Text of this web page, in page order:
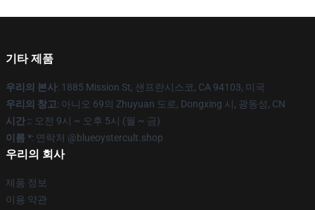
기타 제품
우리의 본사: 1885 Mission St, 샌프란시스코, CA 94103, 미국
우리의 창고: 아니오 69의 Zhuyuan 도로, Dongxing 시, 광동성, CN
시간 :: 오전 9시 ~ 오후 5시 (월 ~ 금)
이름 *: 연락처 @blueoystercult.shop
우리의 회사
제품 정보
이용 약관